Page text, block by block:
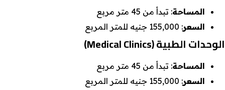
المساحة: تبدأ من 45 متر مربع
السعر: 155,000 جنيه للمتر المربع
الوحدات الطبية(Medical Clinics)
المساحة: تبدأ من 45 متر مربع
السعر: 155,000 جنيه للمتر المربع